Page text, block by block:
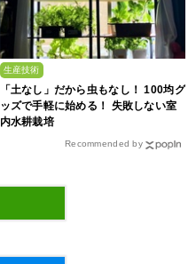
生産技術
「土なし」だから虫もなし！ 100均グ
ッズで手軽に始める！ 失敗しない室
内水耕栽培
Recommended by